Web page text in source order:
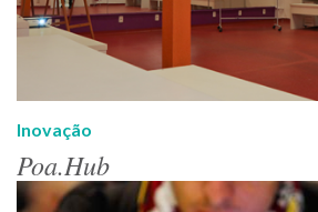
Inovação
Poa.Hub